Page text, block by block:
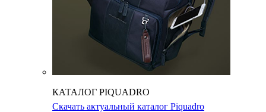
КАТАЛОГ PIQUADRO
Скачать актуальный каталог Piquadro